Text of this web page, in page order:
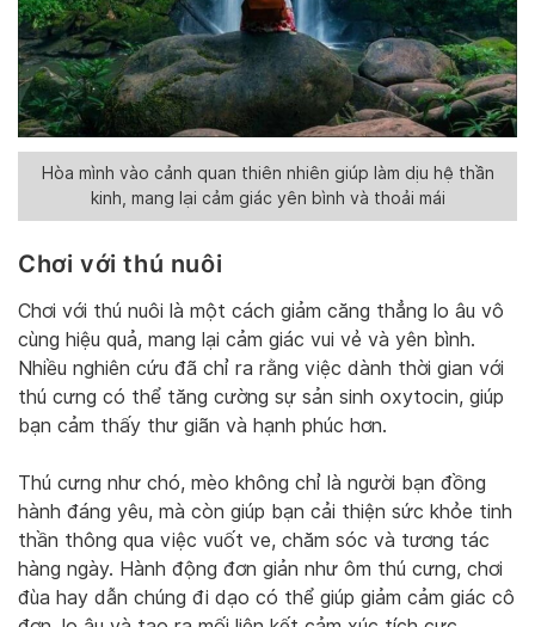
Hòa mình vào cảnh quan thiên nhiên giúp làm dịu hệ thần
kinh, mang lại cảm giác yên bình và thoải mái
Chơi với thú nuôi
Chơi với thú nuôi là một cách giảm căng thẳng lo âu vô
cùng hiệu quả, mang lại cảm giác vui vẻ và yên bình.
Nhiều nghiên cứu đã chỉ ra rằng việc dành thời gian với
thú cưng có thể tăng cường sự sản sinh oxytocin, giúp
bạn cảm thấy thư giãn và hạnh phúc hơn.
Thú cưng như chó, mèo không chỉ là người bạn đồng
hành đáng yêu, mà còn giúp bạn cải thiện sức khỏe tinh
thần thông qua việc vuốt ve, chăm sóc và tương tác
hàng ngày. Hành động đơn giản như ôm thú cưng, chơi
đùa hay dẫn chúng đi dạo có thể giúp giảm cảm giác cô